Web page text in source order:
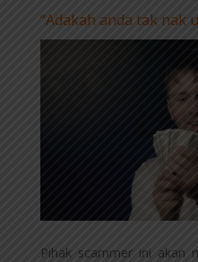
“Adakah anda tak nak
Pihak scammer ini akan